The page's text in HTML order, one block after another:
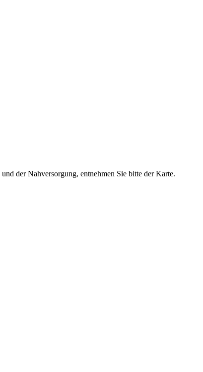
der Nahversorgung, entnehmen Sie bitte der Karte.